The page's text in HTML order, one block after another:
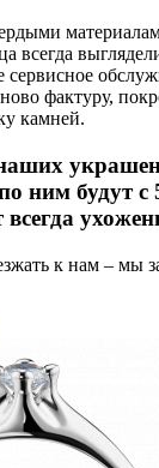
всегда
сервисное
фактуру,
камней.
ним будут с
к нам – мы